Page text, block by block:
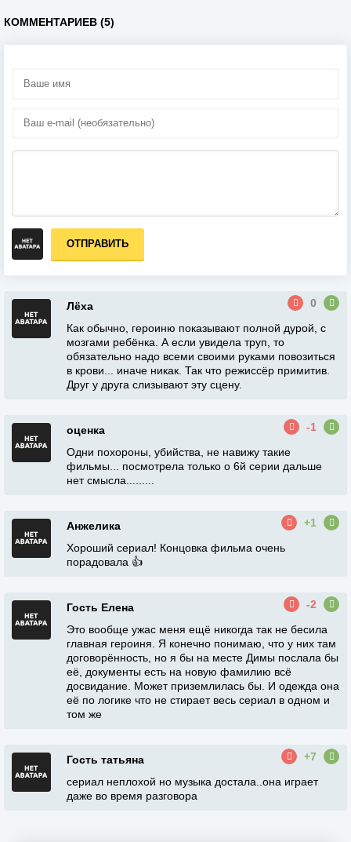
КОММЕНТАРИЕВ (5)
ОТПРАВИТЬ
Лёха
0
Как обычно, героиню показывают полной дурой, с
мозгами ребёнка. А если увидела труп, то
обязательно надо всеми своими руками повозиться
в крови... иначе никак. Так что режиссёр примитив.
Друг у друга слизывают эту сцену.
оценка
-1
Одни похороны, убийства, не навижу такие
фильмы... посмотрела только о 6й серии дальше
нет смысла.........
Анжелика
+1
Хороший сериал! Концовка фильма очень
порадовала 👍
Гость Елена
-2
Это вообще ужас меня ещё никогда так не бесила
главная героиня. Я конечно понимаю, что у них там
договорённость, но я бы на месте Димы послала бы
её, документы есть на новую фамилию всё
досвидание. Может приземлилась бы. И одежда она
её по логике что не стирает весь сериал в одном и
том же
Гость татьяна
+7
сериал неплохой но музыка достала..она играет
даже во время разговора